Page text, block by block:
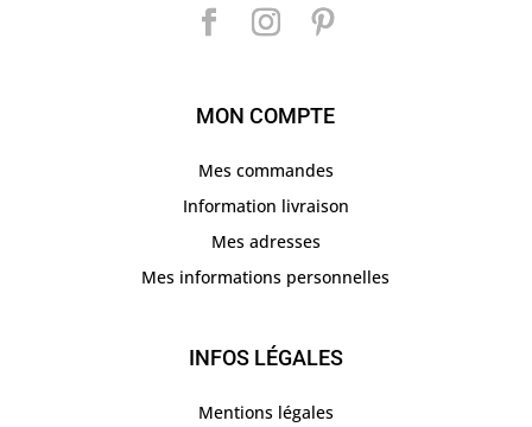
MON COMPTE
Mes commandes
Information livraison
Mes adresses
Mes informations personnelles
INFOS LÉGALES
Mentions légales